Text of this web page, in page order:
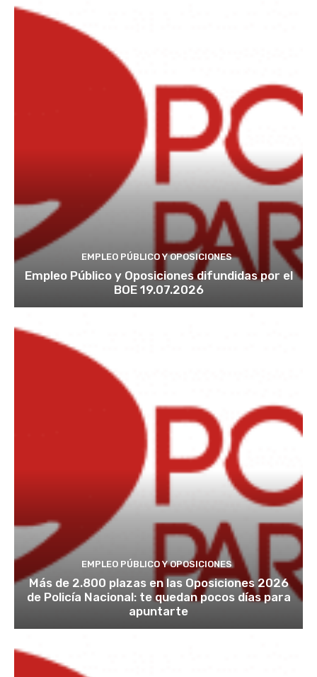
EMPLEO PÚBLICO Y OPOSICIONES
Empleo Público y Oposiciones difundidas por el
BOE 19.07.2026
EMPLEO PÚBLICO Y OPOSICIONES
Más de 2.800 plazas en las Oposiciones 2026
de Policía Nacional: te quedan pocos días para
apuntarte